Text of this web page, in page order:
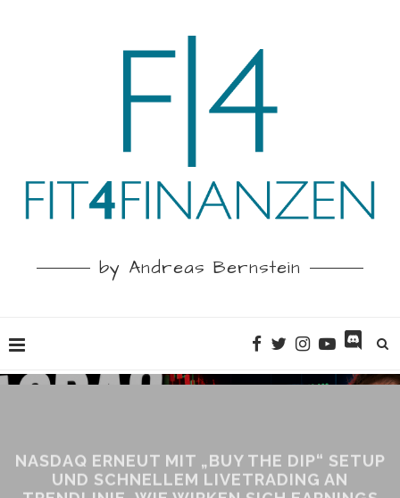
by Andreas Bernstein
NASDAQ ERNEUT MIT „BUY THE DIP“ SETUP
UND SCHNELLEM LIVETRADING AN
TRENDLINIE, WIE WIRKEN SICH EARNINGS